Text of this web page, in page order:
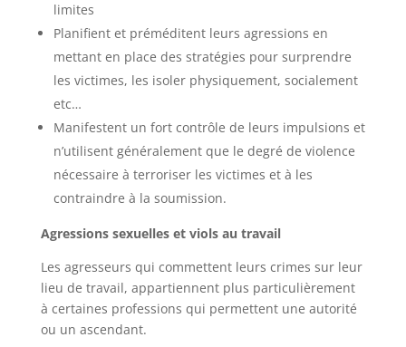
limites
Planifient et préméditent leurs agressions en
mettant en place des stratégies pour surprendre
les victimes, les isoler physiquement, socialement
etc…
Manifestent un fort contrôle de leurs impulsions et
n’utilisent généralement que le degré de violence
nécessaire à terroriser les victimes et à les
contraindre à la soumission.
Agressions sexuelles et viols au travail
Les agresseurs qui commettent leurs crimes sur leur
lieu de travail, appartiennent plus particulièrement
à certaines professions qui permettent une autorité
ou un ascendant.